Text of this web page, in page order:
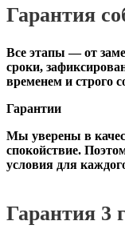
Гарантия
Все этапы — от
сроки,
временем и строго
Гарантии
Мы уверены в
спокойствие.
условия для
Гарантия 3